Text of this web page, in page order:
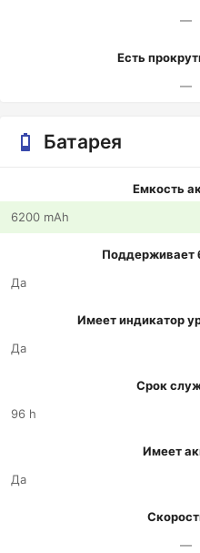
—
Есть
—
Батарея
Емкость
6200 mAh
Поддерживает
Да
Имеет индикатор
Да
Срок
96 h
Имеет
Да
—